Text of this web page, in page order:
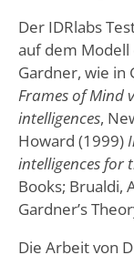
Der IDRlabs
auf dem
Gardner, wie in
Frames of Mind
intelligences,
Howard (1999)
intelligences for
Books; Brualdi,
Gardner’s
Die Arbeit von